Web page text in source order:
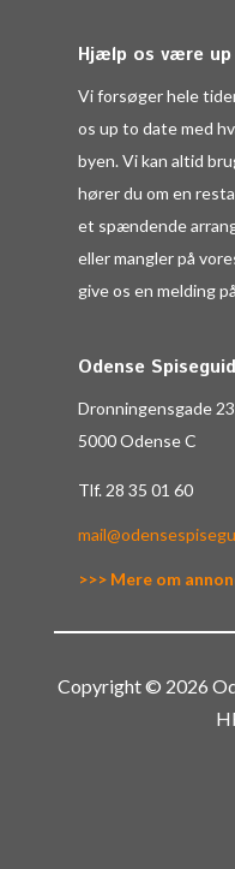
Hjælp os være
Vi forsøger hele
os up to date med
byen. Vi kan altid
hører du om en
et spændende
eller mangler på
give os en melding på
Odense
Dronningensgade 23
5000 Odense C
Tlf. 28 35 01 60
>>> Mere om
Copyright © 2026